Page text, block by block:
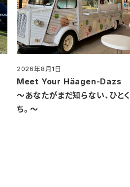
Meet Your Häagen-Dazs
～あなたがまだ知らない、ひとく
ち。～
2026年8月1日